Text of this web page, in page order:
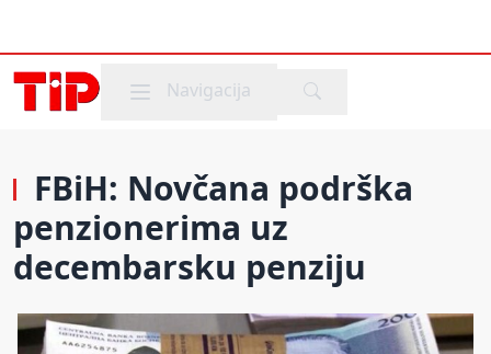
Mobile menu
Navigacija
FBiH: Novčana podrška
penzionerima uz
decembarsku penziju